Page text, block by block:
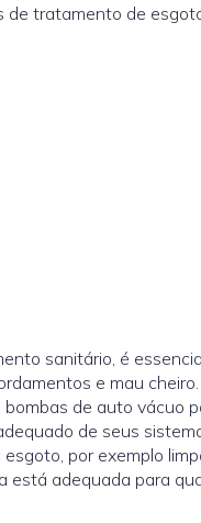
de tratamento de
sanitário, é
e mau cheiro.
de auto vácuo
de seus
por exemplo
está adequada para